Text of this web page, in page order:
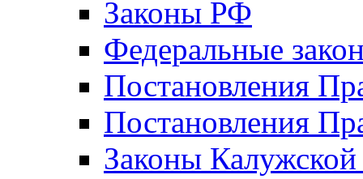
Законы РФ
Федеральные
Постановления
Постановления
Законы Калужской